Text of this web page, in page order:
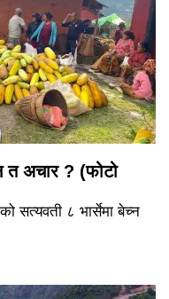
त अचार ? (फोटो
सत्यवती ८ भार्सेमा बेच्न